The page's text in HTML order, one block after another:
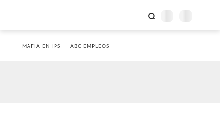
MAFIA EN IPS ABC EMPLEOS